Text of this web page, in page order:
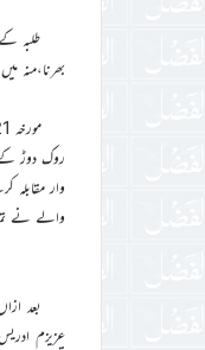
طلبہ
بھرنا،منہ
روک دوڑ
وار
والے نے
بعد
عزیزم